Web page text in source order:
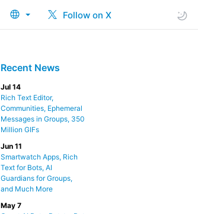
Follow on X
Recent News
Jul 14
Rich Text Editor,
Communities, Ephemeral
Messages in Groups, 350
Million GIFs
Jun 11
Smartwatch Apps, Rich
Text for Bots, AI
Guardians for Groups,
and Much More
May 7